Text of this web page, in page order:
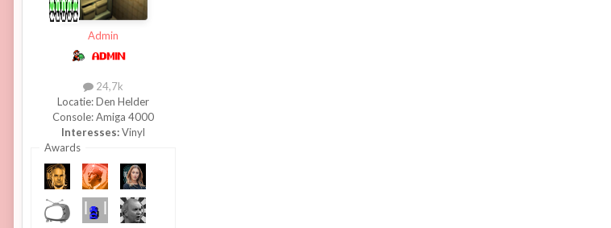
Admin
24,7k
Locatie:Den Helder
Console:Amiga 4000
Interesses:Vinyl
Awards